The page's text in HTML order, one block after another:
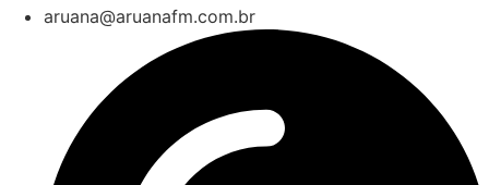
aruana@aruanafm.com.br